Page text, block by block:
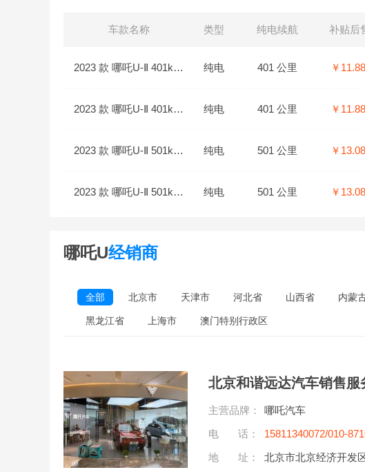
车款名称 类型 纯电续航 补贴后
2023 款 哪吒U-Ⅱ 401km U秀版 三元锂 纯电 401 公里 ￥
2023 款 哪吒U-Ⅱ 401km U秀版 磷酸铁锂 纯电 401 公里 ￥
2023 款 哪吒U-Ⅱ 501km U秀版 三元锂 纯电 501 公里 ￥
2023 款 哪吒U-Ⅱ 501km U秀版 磷酸铁锂 纯电 501 公里 ￥
哪吒U经销商
全部 北京市 天津市 河北省 山西省 内蒙
黑龙江省 上海市 澳门特别行政区
北京和谐远达汽车销售服
主营品牌：
哪吒汽车
电 话：
15811340072/010-
地 址：
北京市北京经济开发